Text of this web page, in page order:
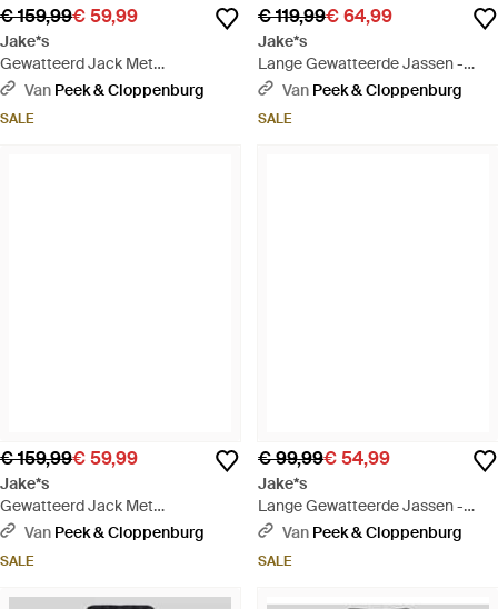
€ 159,99€ 59,99
Jake*s
Gewatteerd Jack Met
Tweewegritssluiting - Zwart
Van Peek & Cloppenburg
SALE
€ 119,99€ 64,99
Jake*s
Lange Gewatteerde Jassen -
Zwart
Van Peek & Cloppenburg
SALE
€ 159,99€ 59,99
Jake*s
Gewatteerd Jack Met
Tweewegritssluiting - Groen
Van Peek & Cloppenburg
SALE
€ 99,99€ 54,99
Jake*s
Lange Gewatteerde Jassen -
Zwart
Van Peek & Cloppenburg
SALE